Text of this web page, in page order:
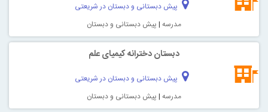
پیش دبستانی و دبستان در شریعتی
مدرسه | پیش دبستانی و دبستان
دبستان دخترانه کیمیای علم
پیش دبستانی و دبستان در شریعتی
مدرسه | پیش دبستانی و دبستان